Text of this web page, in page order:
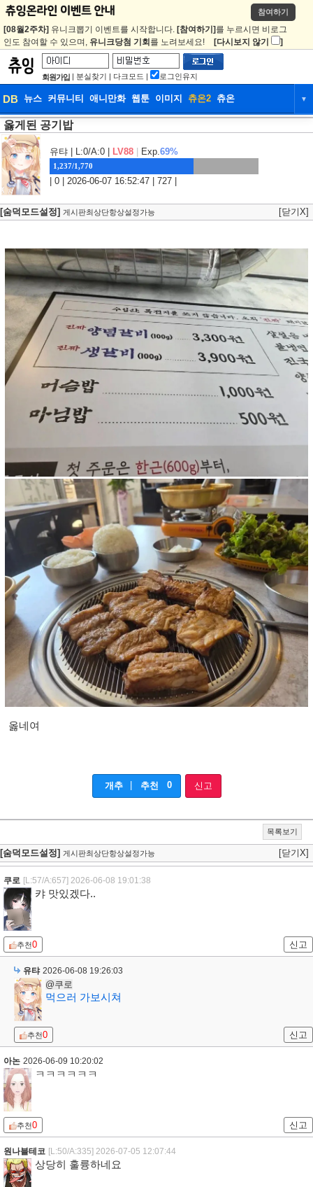
참여하기
[08월2주차] 유니크뽑기 이벤트를 시작합니다. [참여하기] 를 누르시면 비로그
인도 참여할 수 있으며, 유니크당첨 기회 를 노려보세요! [다시보지 않기 ]
회원가입 | 분실찾기 | 다크모드 | 로그인유지
DB 뉴스 커뮤니티 애니만화 웹툰 이미지 츄온2 츄온 ▼
DB
웹툰 이미지
옳게된 공기밥
유탸 | L:0/A:0 | LV88 Exp.69%
1,237/1,770
| 0 | 2026-06-07 16:52:47 | 727 |
[숨덕모드설정] 게시판최상단항상설정가능 [닫기X]
옳네여
개추 추천 0 신고
목록보기
[숨덕모드설정] 게시판최상단항상설정가능 [닫기X]
쿠로 [L:57/A:657] 2026-06-08 19:01:38
캬 맛있겠다..
추천0 신고
유탸 2026-06-08 19:26:03
@쿠로
먹으러 가보시쳐
추천0 신고
아논 2026-06-09 10:20:02
ㅋㅋㅋㅋㅋㅋ
추천0 신고
원나블테코 [L:50/A:335] 2026-07-05 12:07:44
상당히 훌륭하네요